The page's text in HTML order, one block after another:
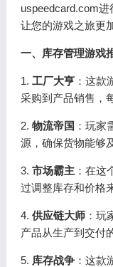
uspeedcard.com进
让您的游戏之旅更
一、库存管理游戏
1. 工厂大亨：这款
采购到产品销售，
2. 物流帝国 ：玩家
源，确保货物能够
3. 市场霸主：在这
过调整库存和价格
4. 供应链大师：玩
产品从生产到交付
5. 库存战争：这款